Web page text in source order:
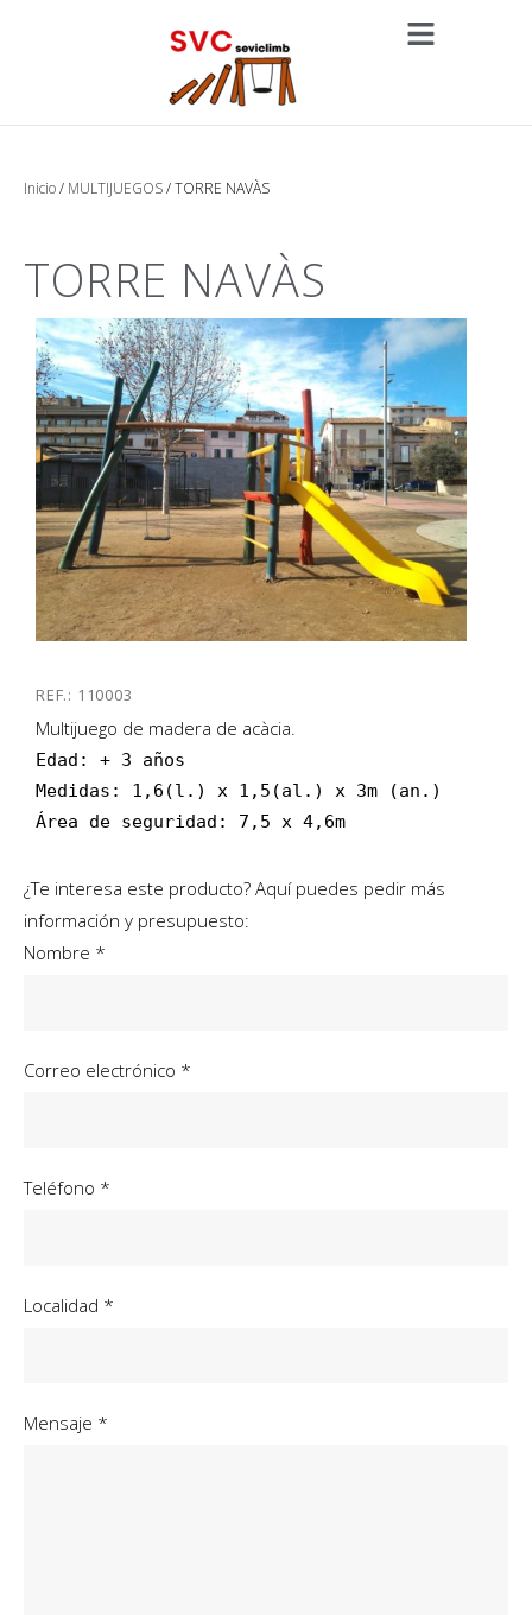
Inicio/ MULTIJUEGOS/ TORRE NAVÀS
TORRE NAVÀS
REF.: 110003
Multijuego de madera de acàcia.
Edad: + 3 años
Medidas: 1,6(l.) x 1,5(al.) x 3m (an.)
Área de seguridad: 7,5 x 4,6m
¿Te interesa este producto? Aquí puedes pedir más
información y presupuesto:
Nombre *
Correo electrónico *
Teléfono *
Localidad *
Mensaje *